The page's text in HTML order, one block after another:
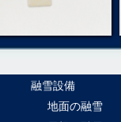
融雪設備
地面の融雪